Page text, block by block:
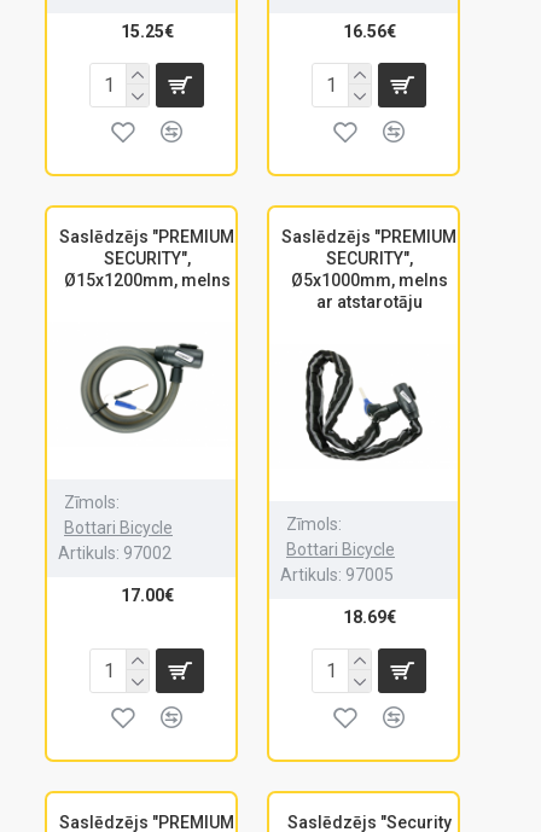
15.25€ 16.56€
Saslēdzējs "PREMIUM
SECURITY",
Ø15x1200mm, melns
Zīmols:
Bottari Bicycle
Artikuls: 97002
17.00€
Saslēdzējs "PREMIUM
SECURITY",
Ø5x1000mm, melns
ar atstarotāju
Zīmols:
Bottari Bicycle
Artikuls: 97005
18.69€
Saslēdzējs "PREMIUM Saslēdzējs "Security